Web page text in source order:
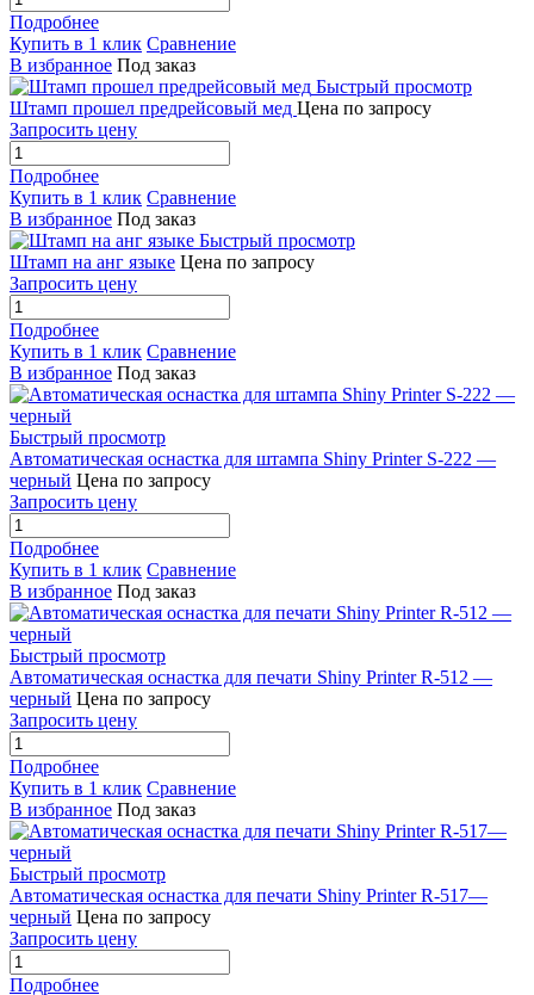
Подробнее
Купить в 1 клик Сравнение
В избранное Под заказ
Быстрый просмотр
Штамп прошел предрейсовый мед Цена по запросу
Запросить цену
Подробнее
Купить в 1 клик Сравнение
В избранное Под заказ
Быстрый просмотр
Штамп на анг языке Цена по запросу
Запросить цену
Подробнее
Купить в 1 клик Сравнение
В избранное Под заказ
Быстрый просмотр
Автоматическая оснастка для штампа Shiny Printer S-222 —
черный Цена по запросу
Запросить цену
Подробнее
Купить в 1 клик Сравнение
В избранное Под заказ
Быстрый просмотр
Автоматическая оснастка для печати Shiny Printer R-512 —
черный Цена по запросу
Запросить цену
Подробнее
Купить в 1 клик Сравнение
В избранное Под заказ
Быстрый просмотр
Автоматическая оснастка для печати Shiny Printer R-517—
черный Цена по запросу
Запросить цену
Подробнее